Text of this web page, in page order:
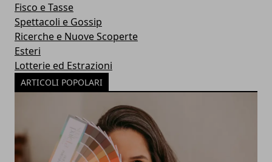
Fisco e Tasse
Spettacoli e Gossip
Ricerche e Nuove Scoperte
Esteri
Lotterie ed Estrazioni
ARTICOLI POPOLARI